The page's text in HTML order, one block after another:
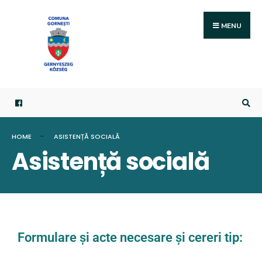
MENU
HOME ASISTENȚĂ SOCIALĂ
Asistență socială
Formulare și acte necesare și cereri tip: